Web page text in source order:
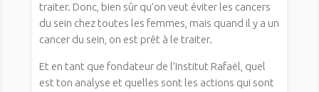
traiter. Donc, bien sûr qu’on veut éviter les cancers
du sein chez toutes les femmes, mais quand il y a un
cancer du sein, on est prêt à le traiter.
Et en tant que fondateur de l’Institut Rafaël, quel
est ton analyse et quelles sont les actions qui sont